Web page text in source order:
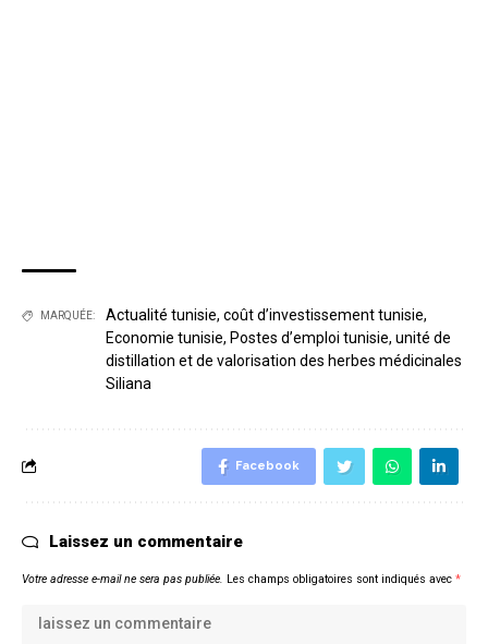
MARQUÉE: Actualité tunisie, coût d’investissement tunisie,
Economie tunisie, Postes d’emploi tunisie, unité de
distillation et de valorisation des herbes médicinales
Siliana
Facebook
Laissez un commentaire
Votre adresse e-mail ne sera pas publiée. Les champs obligatoires sont indiqués avec *